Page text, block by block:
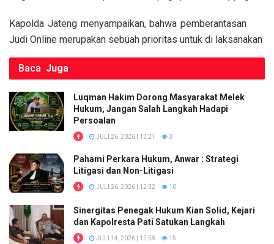
k
p
Kapolda Jateng menyampaikan, bahwa pemberantasan
Judi Online merupakan sebuah prioritas untuk di laksanakan
Baca Juga
Luqman Hakim Dorong Masyarakat Melek
Hukum, Jangan Salah Langkah Hadapi
Persoalan
JULI 26, 2026 | 13:21 3
Pahami Perkara Hukum, Anwar : Strategi
Litigasi dan Non-Litigasi
JULI 26, 2026 | 12:32 10
Sinergitas Penegak Hukum Kian Solid, Kejari
dan Kapolresta Pati Satukan Langkah
JULI 14, 2026 | 12:58 15